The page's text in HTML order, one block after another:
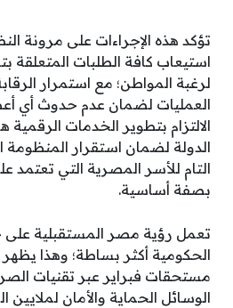
تؤكد هذه الإجراءات على مرونة
استيعاب كافة الطلبات المتعلقة
لرغبة المواطن؛ مع استمرار
العمليات لضمان عدم حدوث أي
الالتزام بتطوير الخدمات
الدولة لضمان استقرار المنظومة
التام للأسر المصرية التي
بصفة أساسية.
تعمل رؤية مصر المستقبلية
الحكومية أكثر بساطة؛ وهذا
مستحقات فبراير عبر تقنيات
الوسائل الحماية والأمان